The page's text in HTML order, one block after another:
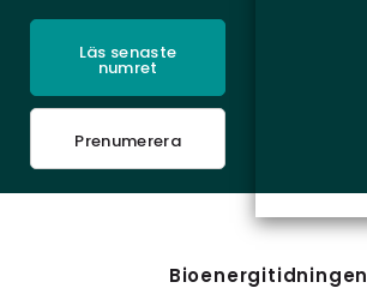
Läs senaste
numret
Prenumerera
Bioenergitidningen